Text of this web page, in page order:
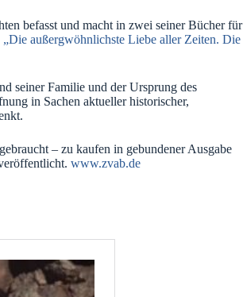
befasst und macht in zwei seiner Bücher für
„Die außergwöhnlichste Liebe aller Zeiten. Die
seiner Familie und der Ursprung des
in Sachen aktueller historischer,
– zu kaufen in gebundener Ausgabe
www.zvab.de